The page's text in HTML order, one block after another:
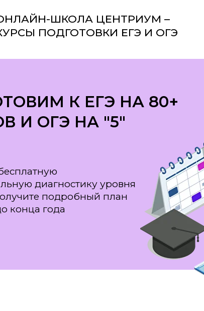
К ЕГЭ НА 80+
И ОГЭ НА "5"
ШКОЛА ЦЕНТРИУМ –
ПОДГОТОВКИ ЕГЭ И ОГЭ
диагностику уровня
подробный план
конца года
ШКОЛА
– КУРСЫ